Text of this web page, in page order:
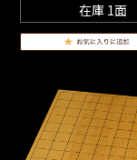
在庫 1面